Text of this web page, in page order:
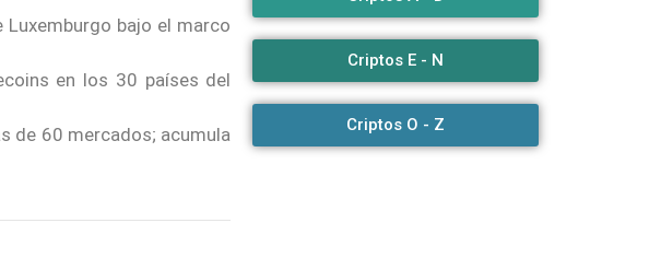
Luxemburgo bajo el marco
en los 30 países del
de 60 mercados; acumula
Criptos E - N
Criptos O - Z